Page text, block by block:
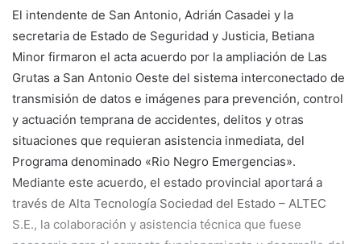
El intendente de San Antonio, Adrián Casadei y la
secretaria de Estado de Seguridad y Justicia, Betiana
Minor firmaron el acta acuerdo por la ampliación de Las
Grutas a San Antonio Oeste del sistema interconectado de
transmisión de datos e imágenes para prevención, control
y actuación temprana de accidentes, delitos y otras
situaciones que requieran asistencia inmediata, del
Programa denominado «Rio Negro Emergencias».
Mediante este acuerdo, el estado provincial aportará a
través de Alta Tecnología Sociedad del Estado – ALTEC
S.E., la colaboración y asistencia técnica que fuese